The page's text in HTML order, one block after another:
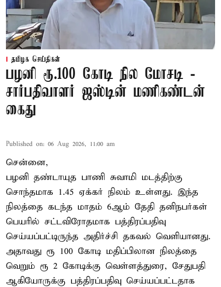
தமிழக செய்திகள்
பழனி ரூ.100 கோடி நில மோசடி -
சார்பதிவாளர் ஜஸ்டின் மணிகண்டன்
கைது
Published on: 06 Aug 2026, 11:00 am
சென்னை,
பழனி தண்டாயுத பாணி சுவாமி மடத்திற்கு
சொந்தமாக 1.45 ஏக்கர் நிலம் உள்ளது. இந்த
நிலத்தை கடந்த மாதம் 6ஆம் தேதி தனிநபர்கள்
பெயரில் சட்டவிரோதமாக பத்திரப்பதிவு
செய்யப்பட்டிருந்த அதிர்ச்சி தகவல் வெளியானது.
அதாவது ரூ 100 கோடி மதிப்பிலான நிலத்தை
வெறும் ரூ 2 கோடிக்கு வெள்ளத்துரை, சேதுபதி
ஆகியோருக்கு பத்திரப்பதிவு செய்யப்பட்டதாக